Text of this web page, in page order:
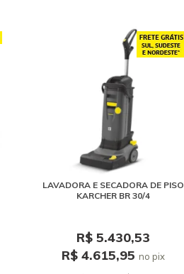
LAVADORA E SECADORA DE PISO
KARCHER BR 30/4
R$ 5.430,53
R$ 4.615,95 no pix